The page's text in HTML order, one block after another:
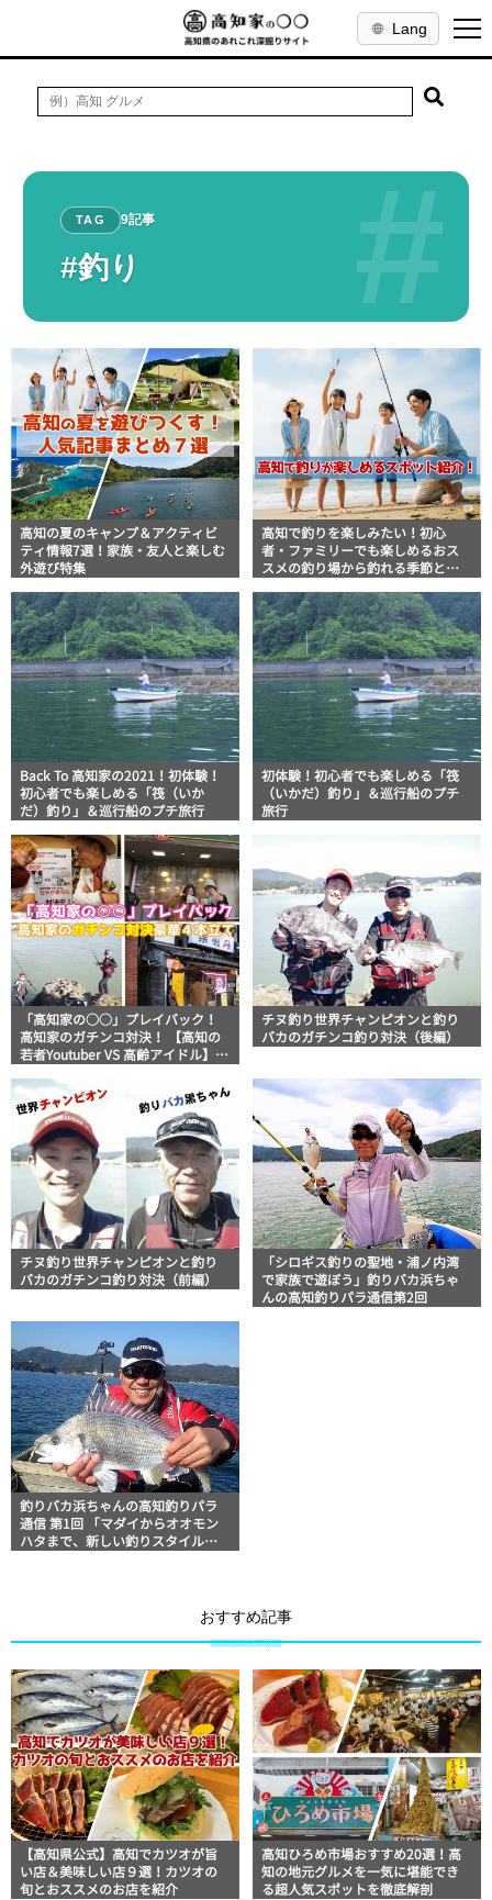
Lang
#
TAG 9記事
#釣り
高知の夏のキャンプ＆アクティビ
ティ情報7選！家族・友人と楽しむ
外遊び特集
高知で釣りを楽しみたい！初心
者・ファミリーでも楽しめるおス
スメの釣り場から釣れる季節と魚
Back To 高知家の2021！初体験！
初心者でも楽しめる「筏（いか
だ）釣り」＆巡行船のプチ旅行
初体験！初心者でも楽しめる「筏
（いかだ）釣り」＆巡行船のプチ
旅行
「高知家の○○」プレイバック！
高知家のガチンコ対決！ 【高知の
若者Youtuber VS 高齢アイドル】や
カ】ほか豪華4本立て
チヌ釣り世界チャンピオンと釣り
バカのガチンコ釣り対決（後編）
チヌ釣り世界チャンピオンと釣り
バカのガチンコ釣り対決（前編）
「シロギス釣りの聖地・浦ノ内湾
で家族で遊ぼう」釣りバカ浜ちゃ
んの高知釣りパラ通信第2回
釣りバカ浜ちゃんの高知釣りパラ
通信 第1回 「マダイからオオモン
ハタまで、新しい釣りスタイル
おすすめ記事
【高知県公式】高知でカツオが旨
い店＆美味しい店９選！カツオの
旬とおススメのお店を紹介
高知ひろめ市場おすすめ20選！高
知の地元グルメを一気に堪能でき
る超人気スポットを徹底解剖